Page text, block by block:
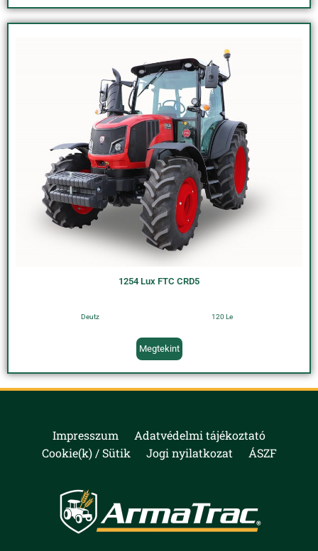
1254 Lux FTC CRD5
Deutz 120 Le
Megtekint
Impresszum
Adatvédelmi tájékoztató
Cookie(k) / Sütik
Jogi nyilatkozat ÁSZF